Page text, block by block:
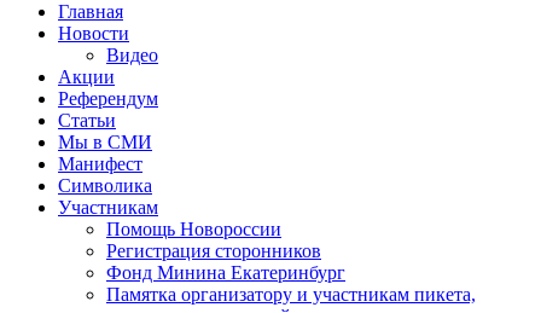
Главная
Новости
Видео
Акции
Референдум
Статьи
Мы в СМИ
Манифест
Символика
Участникам
Помощь Новороссии
Регистрация сторонников
Фонд Минина Екатеринбург
Памятка организатору и участникам пикета,